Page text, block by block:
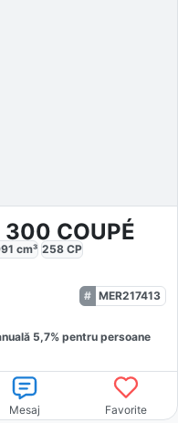
COUPÉ
cm³ 258 CP
MER217413
5,7% pentru persoane
Mesaj Favorite